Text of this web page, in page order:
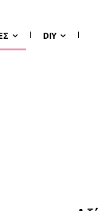
DIY